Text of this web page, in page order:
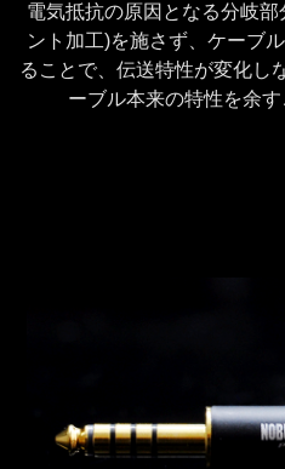
電気抵抗の原因となる分岐
ント加工)を施さず、ケーブ
ることで、伝送特性が変化し
ーブル本来の特性を余す